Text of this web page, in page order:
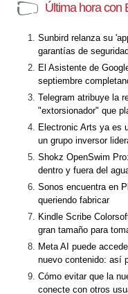
Última hora con
Sunbird relanza su
garantías de
El Asistente de
septiembre
Telegram atribuye la
"extorsionador" que
Electronic Arts ya es
un grupo inversor
Shokz OpenSwim
dentro y fuera del
Sonos encuentra en
queriendo fabricar
Kindle Scribe
gran tamaño para
Meta AI puede
nuevo contenido: así
Cómo evitar que la
conecte con otros